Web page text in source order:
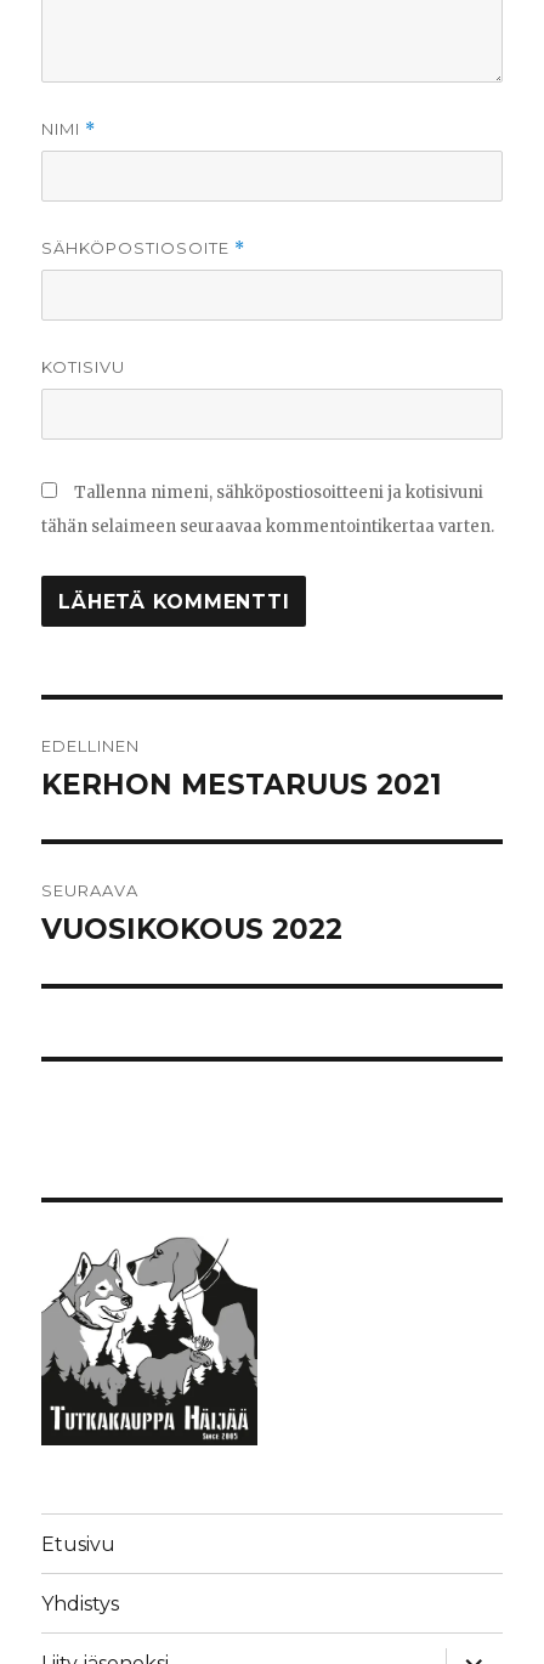
NIMI *
SÄHKÖPOSTIOSOITE *
KOTISIVU
Tallenna nimeni, sähköpostiosoitteeni ja kotisivuni
tähän selaimeen seuraavaa kommentointikertaa varten.
selaus
EDELLINEN
Edellinen
KERHON MESTARUUS 2021
SEURAAVA
Seuraava
VUOSIKOKOUS 2022
Etusivu
Yhdistys
näytä